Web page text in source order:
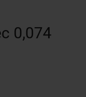
0,074